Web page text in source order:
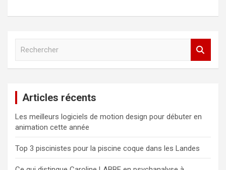
c
h
e
r
Articles récents
Les meilleurs logiciels de motion design pour débuter en
animation cette année
Top 3 piscinistes pour la piscine coque dans les Landes